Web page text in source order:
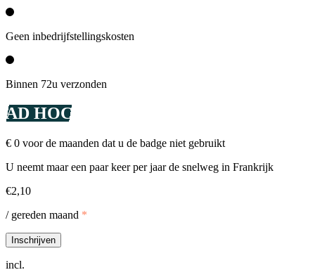
Geen inbedrijfstellingskosten
Binnen 72u verzonden
AD HOC
€ 0 voor de maanden dat u de badge niet gebruikt
U neemt maar een paar keer per jaar de snelweg in Frankrijk
€2,10
/ gereden maand *
Inschrijven
incl.